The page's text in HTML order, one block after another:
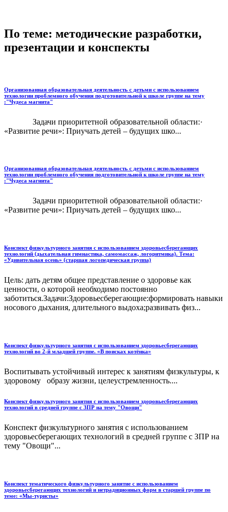
По теме: методические разработки,
презентации и конспекты
Организованная образовательная деятельность с детьми с использованием
технологии проблемного обучения подготовительной к школе группе на тему
:"Чудеса магнита"
Задачи приоритетной образовательной области:·
«Развитие речи»: Приучать детей – будущих шко...
Организованная образовательная деятельность с детьми с использованием
технологии проблемного обучения подготовительной к школе группе на тему
:"Чудеса магнита"
Задачи приоритетной образовательной области:·
«Развитие речи»: Приучать детей – будущих шко...
Конспект физкультурного занятия с использованием здоровьесберегающих
технологий (дыхательная гимнастика, самомассаж, логоритмика). Тема:
«Удивительная осень» (старшая логопедическая группа)
Цель: дать детям общее представление о здоровье как
ценности, о которой необходимо постоянно
заботиться.Задачи:Здоровьесберегающие:формировать навыки
носового дыхания, длительного выдоха;развивать физ...
Конспект физкультурного занятия с использованием здоровьесберегающих
технологий во 2-й младшей группе. «В поисках котёнка»
Воспитывать устойчивый интерес к занятиям физкультуры, к
здоровому образу жизни, целеустремленность....
Конспект физкультурного занятия с использованием здоровьесберегающих
технологий в средней группе с ЗПР на тему "Овощи"
Конспект физкультурного занятия с использованием
здоровьесберегающих технологий в средней группе с ЗПР на
тему "Овощи"...
Конспект тематического физкультурного занятие с использованием
здоровьесберегающих технологий и нетрадиционных форм в старшей группе по
теме: «Мы-туристы»